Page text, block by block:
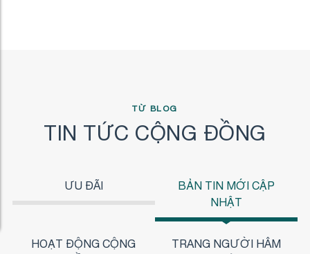
TỪ BLOG
TIN TỨC CỘNG ĐỒNG
ƯU ĐÃI
BẢN TIN MỚI CẬP
NHẬT
HOẠT ĐỘNG CỘNG TRANG NGƯỜI HÂM